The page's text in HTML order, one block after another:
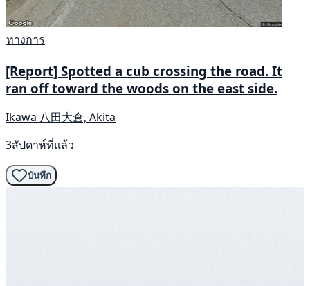
ทางการ
[Report] Spotted a cub crossing the road. It
ran off toward the woods on the east side.
Ikawa 八田大倉, Akita
3สัปดาห์ที่แล้ว
บันทึก